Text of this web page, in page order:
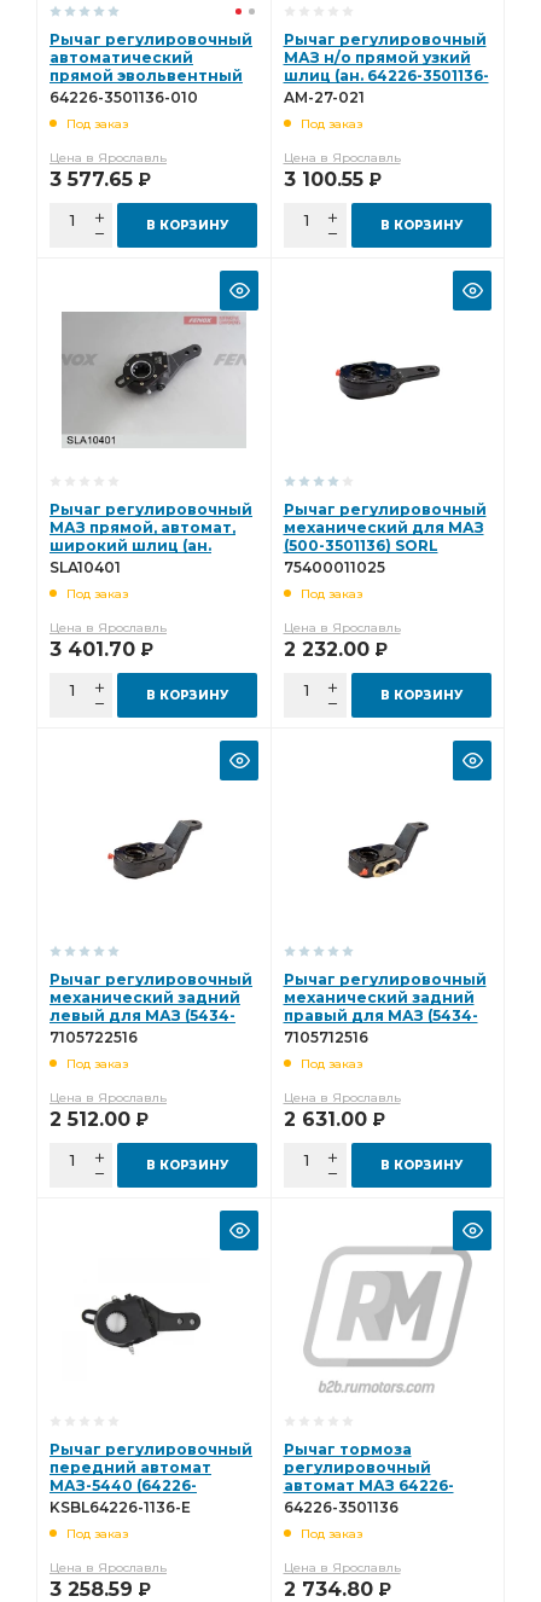
Рычаг регулировочный
автоматический
прямой эвольвентный
шлиц СМ 64226-3501136-
64226-3501136-010
Под заказ
Цена в Ярославль
3 577.65 Р
В КОРЗИНУ
Рычаг регулировочный
МАЗ н/о прямой узкий
шлиц (ан. 64226-3501136-
010) (АМ) AM-27-021
AM-27-021
Под заказ
Цена в Ярославль
3 100.55 Р
В КОРЗИНУ
Рычаг регулировочный
МАЗ прямой, автомат,
широкий шлиц (ан.
64226-3501136) FENOX
SLA10401
Под заказ
Цена в Ярославль
3 401.70 Р
В КОРЗИНУ
Рычаг регулировочный
механический для МАЗ
(500-3501136) SORL
75400011025
75400011025
Под заказ
Цена в Ярославль
2 232.00 Р
В КОРЗИНУ
Рычаг регулировочный
механический задний
левый для МАЗ (5434-
3501136-010) SORL
7105722516
Под заказ
Цена в Ярославль
2 512.00 Р
В КОРЗИНУ
Рычаг регулировочный
механический задний
правый для МАЗ (5434-
3501135-010) SORL
7105712516
Под заказ
Цена в Ярославль
2 631.00 Р
В КОРЗИНУ
Рычаг регулировочный
передний автомат
МАЗ-5440 (64226-
3501136-010)
KSBL64226-1136-E
KSBL64226-1136-E
Под заказ
Цена в Ярославль
3 258.59 Р
Рычаг тормоза
регулировочный
автомат МАЗ 64226-
3501136
64226-3501136
Под заказ
Цена в Ярославль
2 734.80 Р